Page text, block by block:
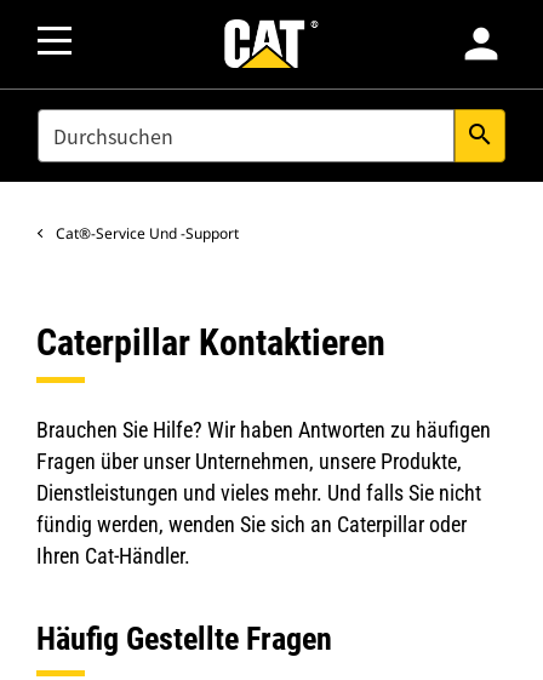
person
SEARCH search
Cat®-Service Und -Support
Caterpillar Kontaktieren
Brauchen Sie Hilfe? Wir haben Antworten zu häufigen
Fragen über unser Unternehmen, unsere Produkte,
Dienstleistungen und vieles mehr. Und falls Sie nicht
fündig werden, wenden Sie sich an Caterpillar oder
Ihren Cat-Händler.
Häufig Gestellte Fragen